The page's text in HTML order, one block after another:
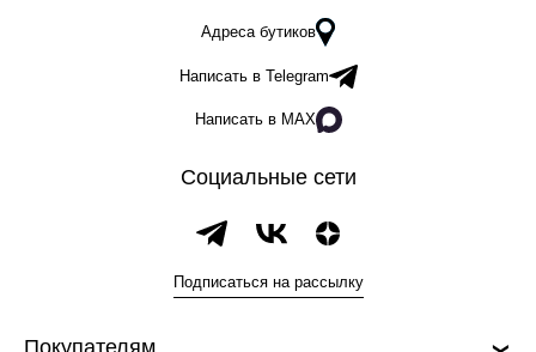
Адреса бутиков
Написать в Telegram
Написать в MAX
Социальные сети
Подписаться на рассылку
Покупателям